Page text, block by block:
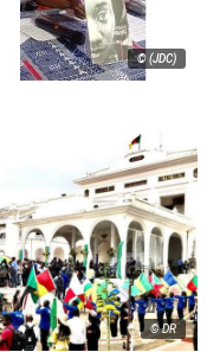
© (JDC)
© DR